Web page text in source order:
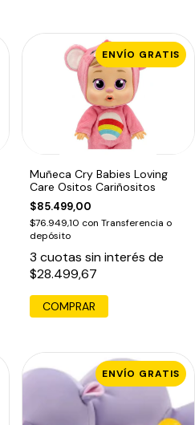
ENVÍO GRATIS
Muñeca Cry Babies Loving
Care Ositos Cariñositos
$85.499,00
$76.949,10 con Transferencia o
depósito
3 cuotas sin interés de
$28.499,67
ENVÍO GRATIS